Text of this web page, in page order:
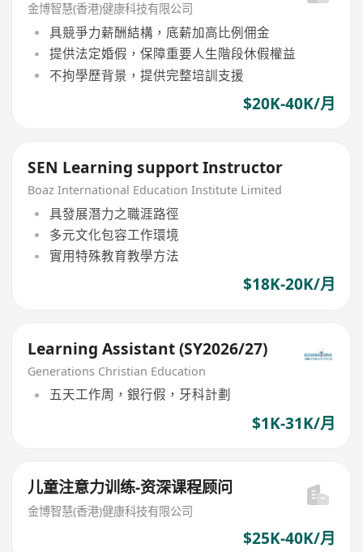
金博智慧(香港)健康科技有限公司
具競爭力薪酬結構，底薪加高比例佣金
提供法定婚假，保障重要人生階段休假權益
不拘學歷背景，提供完整培訓支援
$20K-40K/月
SEN Learning support Instructor
Boaz International Education Institute Limited
具發展潛力之職涯路徑
多元文化包容工作環境
實用特殊教育教學方法
$18K-20K/月
Learning Assistant (SY2026/27)
Generations Christian Education
五天工作周，銀行假，牙科計劃
$1K-31K/月
儿童注意力训练-资深课程顾问
金博智慧(香港)健康科技有限公司
$25K-40K/月